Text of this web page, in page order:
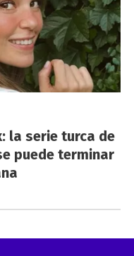
la serie turca de
puede terminar